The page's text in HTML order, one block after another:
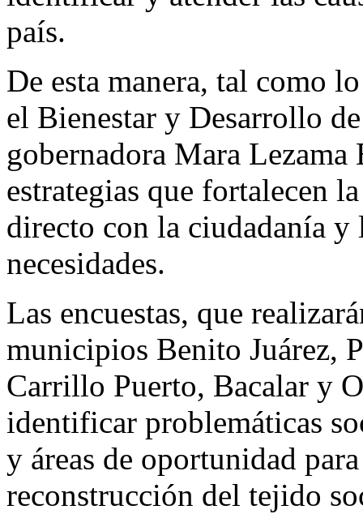
país.
De esta manera, tal como
el Bienestar y Desarrollo
gobernadora Mara Lezama
estrategias que fortalecen
directo con la ciudadanía y
necesidades.
Las encuestas, que
municipios Benito Juárez,
Carrillo Puerto, Bacalar y
identificar problemáticas
y áreas de oportunidad
reconstrucción del tejido